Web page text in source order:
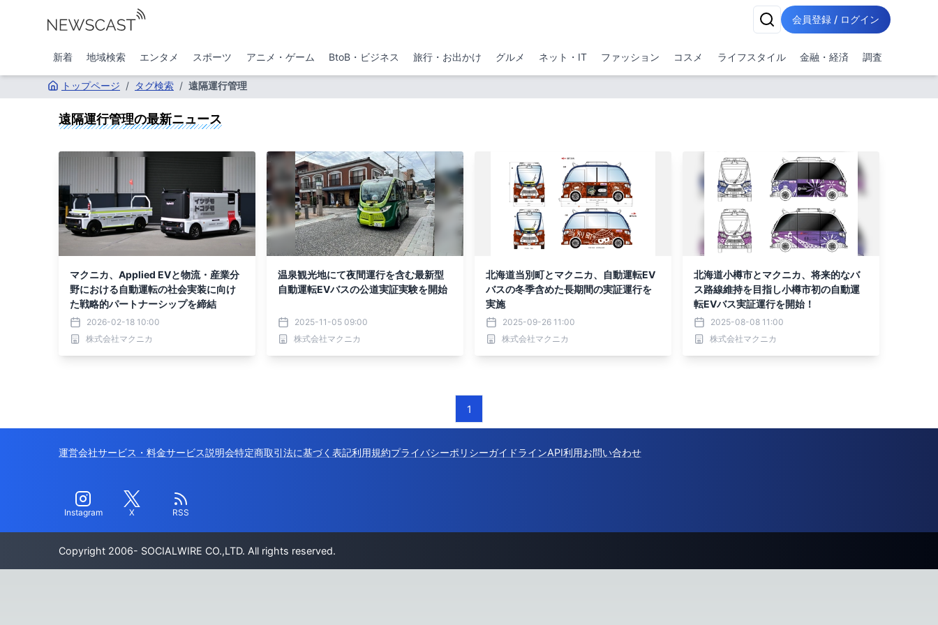
会員登録 / ログイン
新着 地域検索 エンタメ スポーツ アニメ・ゲーム BtoB・ビジネス 旅行・お出かけ グルメ ネット・IT ファッション コスメ ライフスタイル 金融・経済 調査
トップページ / タグ検索 / 遠隔運行管理
遠隔運行管理の最新ニュース
マクニカ、Applied EVと物流・産業分
野における自動運転の社会実装に向け
た戦略的パートナーシップを締結
2026-02-18 10:00
株式会社マクニカ
温泉観光地にて夜間運行を含む最新型
自動運転EVバスの公道実証実験を開始
2025-11-05 09:00
株式会社マクニカ
北海道当別町とマクニカ、自動運転EV
バスの冬季含めた長期間の実証運行を
実施
2025-09-26 11:00
株式会社マクニカ
北海道小樽市とマクニカ、将来的なバ
ス路線維持を目指し小樽市初の自動運
転EVバス実証運行を開始！
2025-08-08 11:00
株式会社マクニカ
1
運営会社サービス・料金サービス説明会特定商取引法に基づく表記利用規約プライバシーポリシーガイドラインAPI利用お問い合わせ
Instagram X RSS
Copyright 2006- SOCIALWIRE CO.,LTD. All rights reserved.